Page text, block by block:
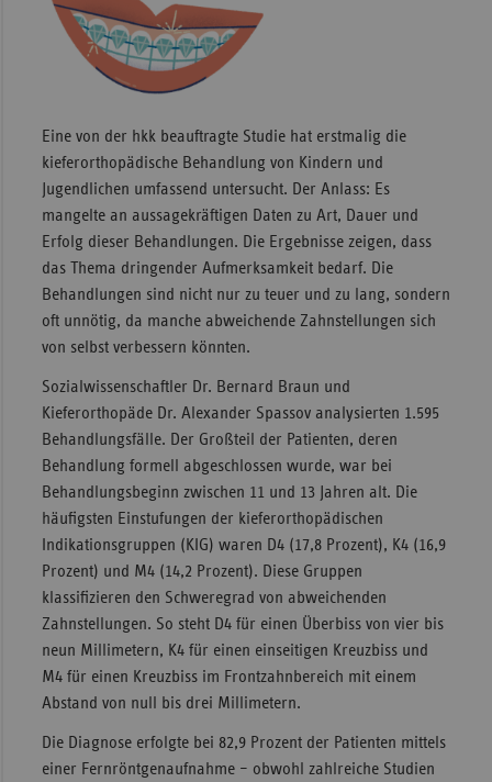
Eine von der hkk beauftragte Studie hat erstmalig die
kieferorthopädische Behandlung von Kindern und
Jugendlichen umfassend untersucht. Der Anlass: Es
mangelte an aussagekräftigen Daten zu Art, Dauer und
Erfolg dieser Behandlungen. Die Ergebnisse zeigen, dass
das Thema dringender Aufmerksamkeit bedarf. Die
Behandlungen sind nicht nur zu teuer und zu lang, sondern
oft unnötig, da manche abweichende Zahnstellungen sich
von selbst verbessern könnten.
Sozialwissenschaftler Dr. Bernard Braun und
Kieferorthopäde Dr. Alexander Spassov analysierten 1.595
Behandlungsfälle. Der Großteil der Patienten, deren
Behandlung formell abgeschlossen wurde, war bei
Behandlungsbeginn zwischen 11 und 13 Jahren alt. Die
häufigsten Einstufungen der kieferorthopädischen
Indikationsgruppen (KIG) waren D4 (17,8 Prozent), K4 (16,9
Prozent) und M4 (14,2 Prozent). Diese Gruppen
klassifizieren den Schweregrad von abweichenden
Zahnstellungen. So steht D4 für einen Überbiss von vier bis
neun Millimetern, K4 für einen einseitigen Kreuzbiss und
M4 für einen Kreuzbiss im Frontzahnbereich mit einem
Abstand von null bis drei Millimetern.
Die Diagnose erfolgte bei 82,9 Prozent der Patienten mittels
einer Fernröntgenaufnahme – obwohl zahlreiche Studien